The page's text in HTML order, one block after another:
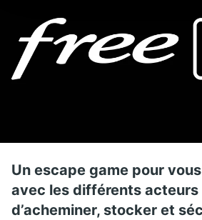
Un escape game pour
avec les différents
d’acheminer, stocker et